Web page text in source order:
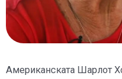
Американската Шарлот